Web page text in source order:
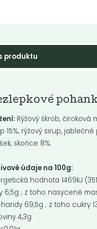
sekaná
pro všechny fanoušky
Kč/ Kg
produktu
Rýžový škrob, čiroková
15%, rýžový sirup,
skořice 8%.
údaje na 100g:
hodnota 1469kJ
6,5g ; z toho nasycené
69,5g ; z toho cukry
4,3g